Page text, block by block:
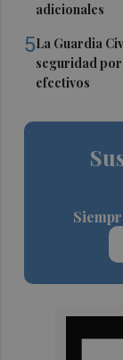
adicionales
5La Guardia
seguridad por
efectivos